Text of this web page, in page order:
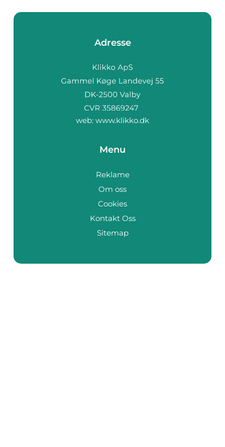
Adresse
web: www.klikko.dk
Menu
Reklame
Om oss
Cookies
Kontakt Oss
Sitemap